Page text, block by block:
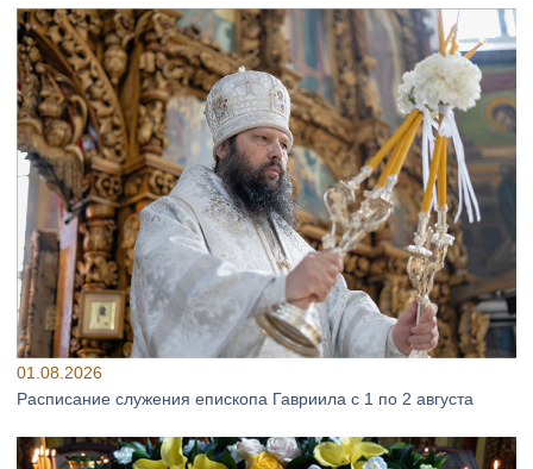
01.08.2026
Расписание служения епископа Гавриила с 1 по 2 августа